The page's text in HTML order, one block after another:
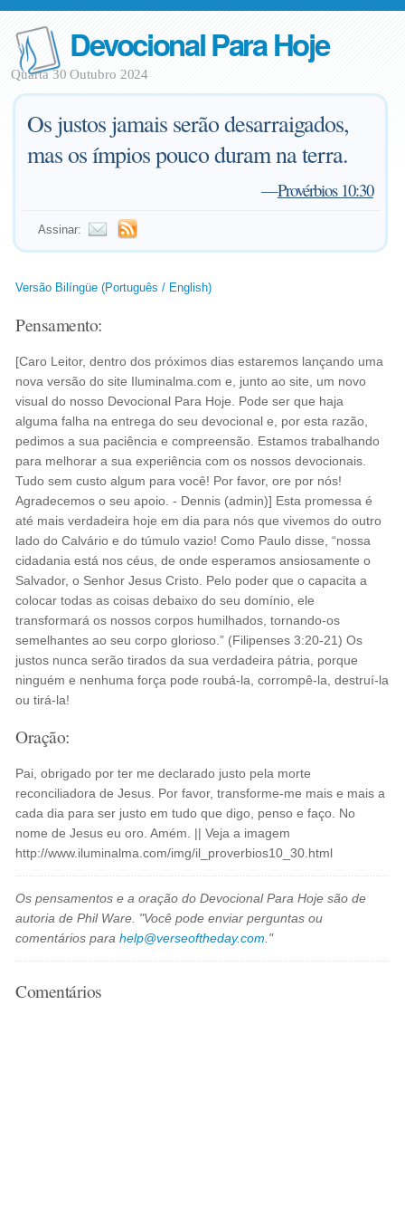
Devocional Para Hoje
Quarta 30 Outubro 2024
Os justos jamais serão desarraigados,
mas os ímpios pouco duram na terra.
—Provérbios 10:30
Assinar:
Versão Bilíngüe (Português / English)
Pensamento:
[Caro Leitor, dentro dos próximos dias estaremos lançando uma
nova versão do site Iluminalma.com e, junto ao site, um novo
visual do nosso Devocional Para Hoje. Pode ser que haja
alguma falha na entrega do seu devocional e, por esta razão,
pedimos a sua paciência e compreensão. Estamos trabalhando
para melhorar a sua experiência com os nossos devocionais.
Tudo sem custo algum para você! Por favor, ore por nós!
Agradecemos o seu apoio. - Dennis (admin)] Esta promessa é
até mais verdadeira hoje em dia para nós que vivemos do outro
lado do Calvário e do túmulo vazio! Como Paulo disse, “nossa
cidadania está nos céus, de onde esperamos ansiosamente o
Salvador, o Senhor Jesus Cristo. Pelo poder que o capacita a
colocar todas as coisas debaixo do seu domínio, ele
transformará os nossos corpos humilhados, tornando-os
semelhantes ao seu corpo glorioso.” (Filipenses 3:20-21) Os
justos nunca serão tirados da sua verdadeira pátria, porque
ninguém e nenhuma força pode roubá-la, corrompê-la, destruí-la
ou tirá-la!
Oração:
Pai, obrigado por ter me declarado justo pela morte
reconciliadora de Jesus. Por favor, transforme-me mais e mais a
cada dia para ser justo em tudo que digo, penso e faço. No
nome de Jesus eu oro. Amém. || Veja a imagem
http://www.iluminalma.com/img/il_proverbios10_30.html
Os pensamentos e a oração do Devocional Para Hoje são de
autoria de Phil Ware. "Você pode enviar perguntas ou
comentários parahelp@verseoftheday.com ."
Comentários